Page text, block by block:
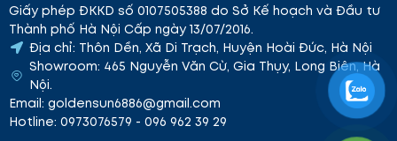
cân bằng độ ẩm.
Sử dụng mặt nạ: Đắp mặt nạ lên mặt, tránh
vùng mắt và miệng.
Thư giãn: Để mặt nạ trên da từ 10-20 phút để
dưỡng chất thẩm thấu.
Hoàn tất quy trình: Xoa đều tinh chất còn lại
trên da để dưỡng chất thẩm thấu sâu hơn.
Giấy phép ĐKKD số 0107505388 do Sở Kế hoạch và Đầu tư
Thành phố Hà Nội Cấp ngày 13/07/2016.
Địa chỉ: Thôn Dền, Xã Di Trạch, Huyện Hoài Đức, Hà Nội
Showroom: 465 Nguyễn Văn Cừ, Gia Thụy, Long Biên, Hà
Nội.
Email: goldensun6886@gmail.com
Hotline: 0973076579 - 096 962 39 29